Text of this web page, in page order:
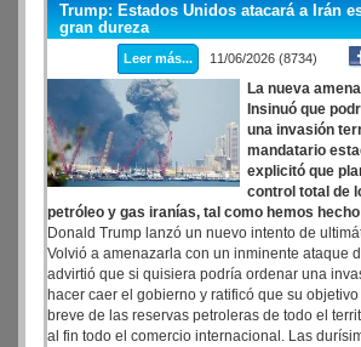
Trump: Estados Unidos atacará a Irán
gran dureza
Leer más... 11/06/2026 (8734)
La nueva
Insinuó que
una invasión
mandatario
explicitó que
control total de
petróleo y gas iranías, tal como hemos
Donald Trump lanzó un nuevo intento de
Volvió a amenazarla con un inminente ataque
advirtió que si quisiera podría ordenar una
hacer caer el gobierno y ratificó que su
breve de las reservas petroleras de todo el
al fin todo el comercio internacional. Las